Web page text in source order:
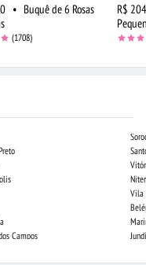
• Buquê de 6 Rosas
(1708)
R$
Campos
Vila